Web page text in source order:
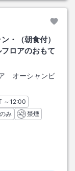
・（朝食付）
ロアのおもて
オーシャンビ
チェックアウト
～12:00
み
禁煙